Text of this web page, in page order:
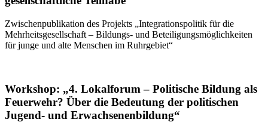
Zwischenpublikation des Projekts „Integrationspolitik für die
Mehrheitsgesellschaft – Bildungs- und Beteiligungsmöglichkeiten
für junge und alte Menschen im Ruhrgebiet“
Workshop: „4. Lokalforum – Politische Bildung als
Feuerwehr? Über die Bedeutung der politischen
Jugend- und Erwachsenenbildung“